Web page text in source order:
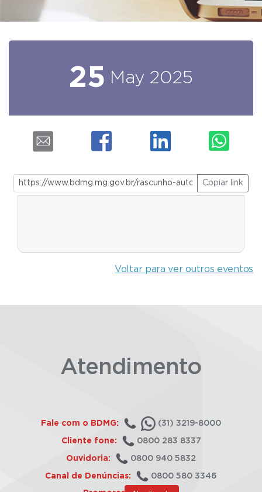
25 May 2025
Copiar link
Voltar para ver outros eventos
Atendimento
Fale com o BDMG: (31) 3219-8000
Cliente fone: 0800 283 8337
Ouvidoria: 0800 940 5832
Canal de Denúncias: 0800 580 3346